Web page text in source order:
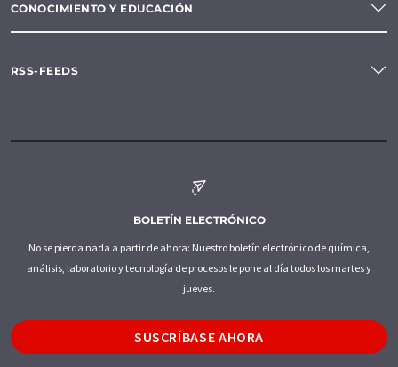
CONOCIMIENTO Y EDUCACIÓN
RSS-FEEDS
BOLETÍN ELECTRÓNICO
No se pierda nada a partir de ahora: Nuestro boletín electrónico de química,
análisis, laboratorio y tecnología de procesos le pone al día todos los martes y
jueves.
SUSCRÍBASE AHORA